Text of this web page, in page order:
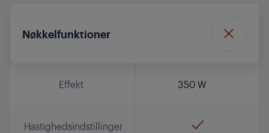
Nøkkelfunktioner
Effekt 350 W
Hastighedsindstillinger